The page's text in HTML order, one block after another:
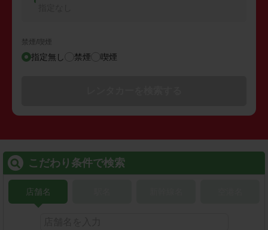
禁煙/喫煙
指定無し 禁煙 喫煙
こだわり条件で検索
店舗名